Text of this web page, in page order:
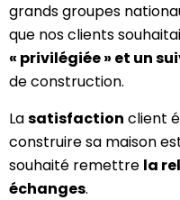
grands groupes
que nos clients
« privilégiée » et un
de construction.
Lasatisfaction client
construire sa maison
souhaité remettre la
échanges.